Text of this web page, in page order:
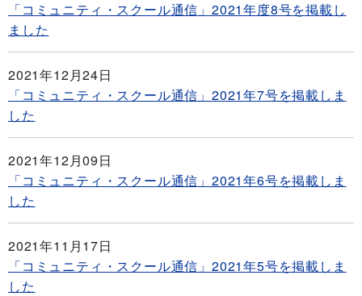
「コミュニティ・スクール通信」2021年度8号を掲載し
ました
2021年12月24日
「コミュニティ・スクール通信」2021年7号を掲載しま
した
2021年12月09日
「コミュニティ・スクール通信」2021年6号を掲載しま
した
2021年11月17日
「コミュニティ・スクール通信」2021年5号を掲載しま
した